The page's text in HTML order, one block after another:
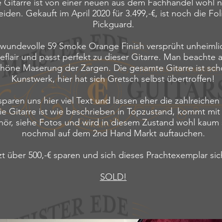
Gitarre ist von einer neuen aus dem Fachhandel wohl
Gekauft im April 2020 für 3.499,-€, ist noch die
Pickguard.
59 Smoke Orange Finish versprüht
und passt perfekt zu dieser Gitarre. Man beachte
Maserung der Zargen. Die gesamte Gitarre ist
Kunstwerk, hier hat sich Gretsch selbst übertroffen!
uns hier viel Text und lassen eher die
Gitarre ist wie beschrieben in Topzustand, kommt
siehe Fotos und wird in diesem Zustand wohl kaum
nochmal auf dem 2nd Hand Markt auftauchen.
über 500,-€ sparen und sich dieses Prachtexemplar
SOLD!